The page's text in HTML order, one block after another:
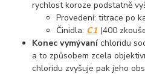
rychlost koroze podstatně
Provedení: titrace po
Činidla: C1 (400
Konec vymývaníchloridu
a to způsobem zcela
chloridu zvyšuje pak jeho